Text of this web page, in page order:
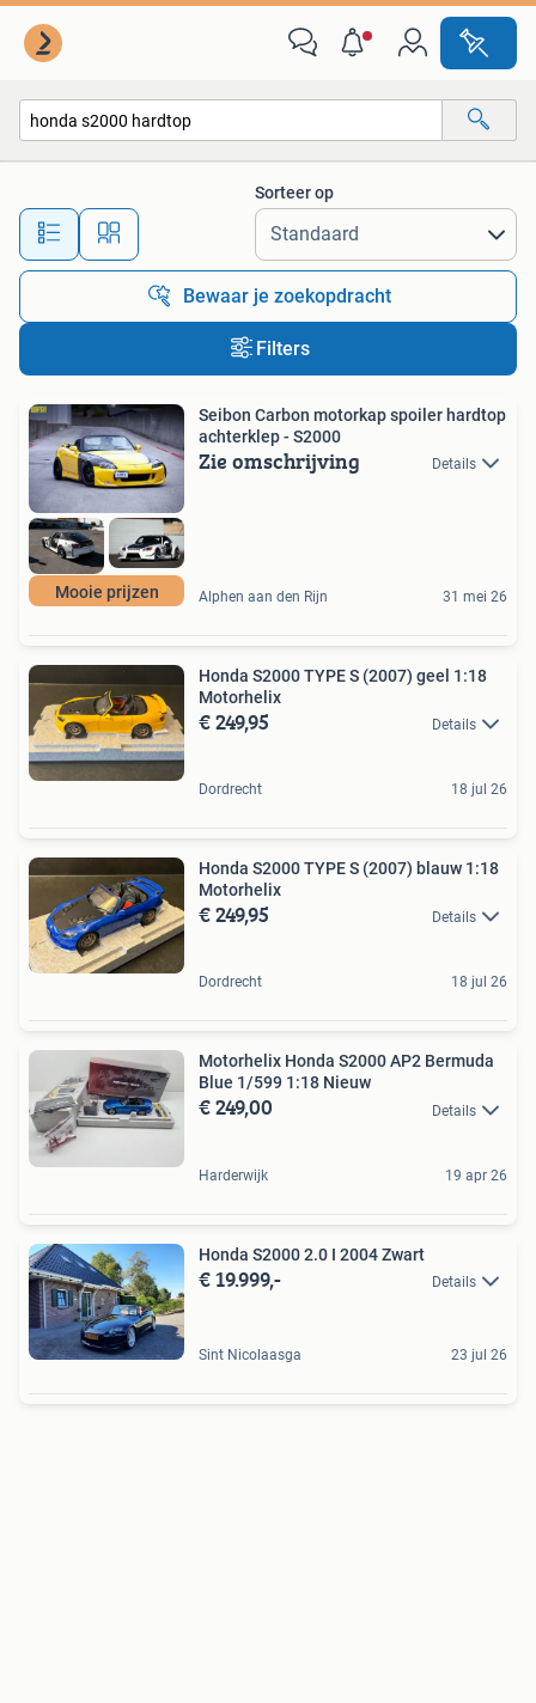
Alle afstanden…
Sorteer op
Bewaar je zoekopdracht
Filters
Mooie prijzen
Seibon Carbon motorkap spoiler hardtop
achterklep - S2000
Zie omschrijving Details
Alphen aan den Rijn 31 mei 26
Honda S2000 TYPE S (2007) geel 1:18
Motorhelix
€ 249,95 Details
Dordrecht 18 jul 26
Honda S2000 TYPE S (2007) blauw 1:18
Motorhelix
€ 249,95 Details
Dordrecht 18 jul 26
Motorhelix Honda S2000 AP2 Bermuda
Blue 1/599 1:18 Nieuw
€ 249,00 Details
Harderwijk 19 apr 26
Honda S2000 2.0 I 2004 Zwart
€ 19.999,- Details
Sint Nicolaasga 23 jul 26